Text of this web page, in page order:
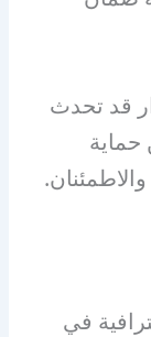
قد تحدث
حماية
في